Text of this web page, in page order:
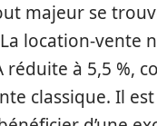
majeur se
location-vente
réduite à 5,5 %,
classique. Il